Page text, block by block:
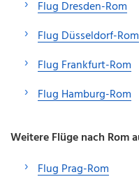
Flug Dresden-Rom
Flug Düsseldorf-Rom
Flug Frankfurt-Rom
Flug Hamburg-Rom
Weitere Flüge nach Rom
Flug Prag-Rom